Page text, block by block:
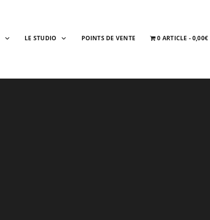
LE STUDIO POINTS DE VENTE 0 ARTICLE 0,00€